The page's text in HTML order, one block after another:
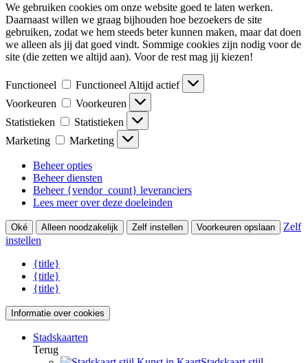
We gebruiken cookies om onze website goed te laten werken.
Daarnaast willen we graag bijhouden hoe bezoekers de site
gebruiken, zodat we hem steeds beter kunnen maken, maar dat doen
we alleen als jij dat goed vindt. Sommige cookies zijn nodig voor de
site (die zetten we altijd aan). Voor de rest mag jij kiezen!
Functioneel Functioneel Altijd actief
Voorkeuren
Voorkeuren
Statistieken
Statistieken
Marketing
Marketing
Beheer opties
Beheer diensten
Beheer {vendor_count} leveranciers
Lees meer over deze doeleinden
Oké Alleen noodzakelijk Zelf instellen Voorkeuren opslaan
Zelf
instellen
{title}
{title}
{title}
Informatie over cookies
Stadskaarten
Terug